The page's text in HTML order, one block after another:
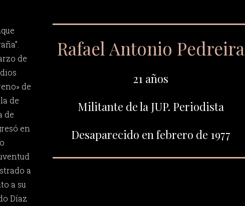
de
de
de
de
en
a
a su
Díaz
Rafael Antonio Pedreira
21 años
Militante de la JUP. Periodista
Desaparecido en febrero de 1977